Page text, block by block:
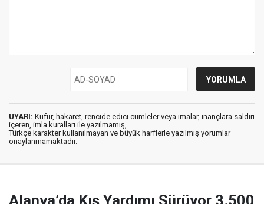
UYARI: Küfür, hakaret, rencide edici cümleler veya imalar, inançlara saldırı
içeren, imla kuralları ile yazılmamış,
Türkçe karakter kullanılmayan ve büyük harflerle yazılmış yorumlar
onaylanmamaktadır.
Alanya’da Kış Yardımı Sürüyor 3.500